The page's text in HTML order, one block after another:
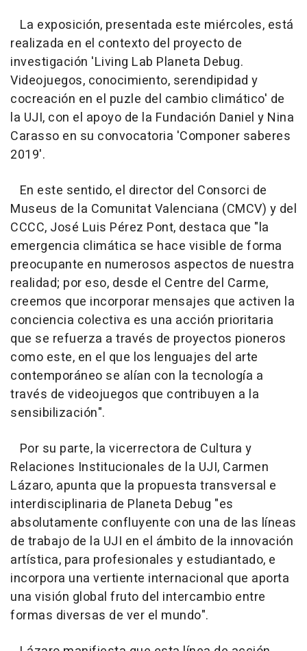
La exposición, presentada este miércoles, está
realizada en el contexto del proyecto de
investigación 'Living Lab Planeta Debug.
Videojuegos, conocimiento, serendipidad y
cocreación en el puzle del cambio climático' de
la UJI, con el apoyo de la Fundación Daniel y Nina
Carasso en su convocatoria 'Componer saberes
2019'.
En este sentido, el director del Consorci de
Museus de la Comunitat Valenciana (CMCV) y del
CCCC, José Luis Pérez Pont, destaca que "la
emergencia climática se hace visible de forma
preocupante en numerosos aspectos de nuestra
realidad; por eso, desde el Centre del Carme,
creemos que incorporar mensajes que activen la
conciencia colectiva es una acción prioritaria
que se refuerza a través de proyectos pioneros
como este, en el que los lenguajes del arte
contemporáneo se alían con la tecnología a
través de videojuegos que contribuyen a la
sensibilización".
Por su parte, la vicerrectora de Cultura y
Relaciones Institucionales de la UJI, Carmen
Lázaro, apunta que la propuesta transversal e
interdisciplinaria de Planeta Debug "es
absolutamente confluyente con una de las líneas
de trabajo de la UJI en el ámbito de la innovación
artística, para profesionales y estudiantado, e
incorpora una vertiente internacional que aporta
una visión global fruto del intercambio entre
formas diversas de ver el mundo".